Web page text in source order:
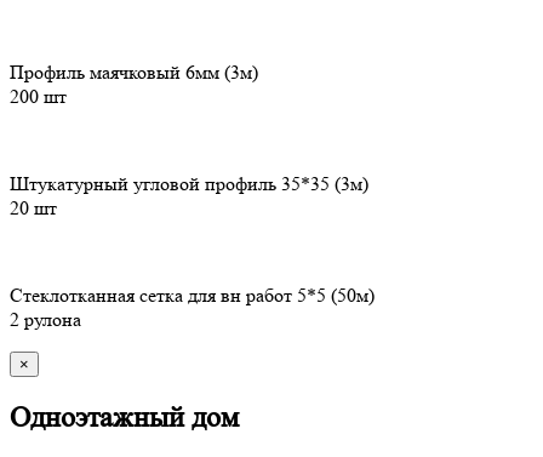
Профиль маячковый 6мм (3м)
200 шт
Штукатурный угловой профиль 35*35 (3м)
20 шт
Стеклотканная сетка для вн работ 5*5 (50м)
2 рулона
×
Одноэтажный дом